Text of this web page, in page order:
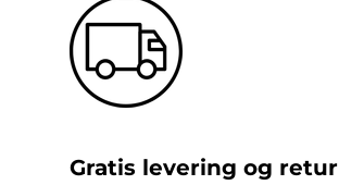
Gratis levering og retur